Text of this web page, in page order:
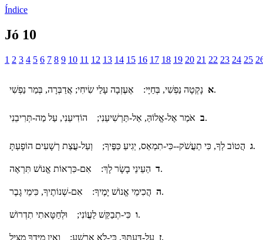
Índice
Jó 10
1 2 3 4 5 6 7 8 9 10 11 12 13 14 15 16 17 18 19 20 21 22 23 24 25
אנָקְטָה נַפְשִׁי, בְּחַיָּי: אֶעֶזְבָה עָלַי שִׂיחִי; אֲדַבְּרָה, בְּמַר נַפְשִׁי.
באֹמַר אֶל-אֱלוֹהַּ, אַל-תַּרְשִׁיעֵנִי; הוֹדִיעֵנִי, עַל מַה-תְּרִיבֵנִי.
גהֲטוֹב לְךָ, כִּי תַעֲשֹׁק--כִּי-תִמְאַס, יְגִיעַ כַּפֶּיךָ; וְעַל-עֲצַת רְשָׁעִים הוֹפָעְתָּ.
דהַעֵינֵי בָשָׂר לָךְ: אִם-כִּרְאוֹת אֱנוֹשׁ תִּרְאֶה.
ההֲכִימֵי אֱנוֹשׁ יָמֶיךָ: אִם-שְׁנוֹתֶיךָ, כִּימֵי גָבֶר.
וכִּי-תְבַקֵּשׁ לַעֲו‍ֹנִי; וּלְחַטָּאתִי תִדְרוֹשׁ.
זעַל-דַּעְתְּךָ, כִּי-לֹא אֶרְשָׁע; וְאֵין מִיָּדְךָ מַצִּיל.